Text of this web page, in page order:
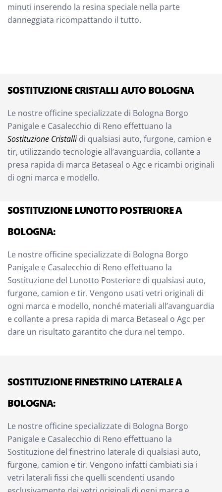
minuti inserendo la resina speciale nella parte
danneggiata ricompattando il tutto.
SOSTITUZIONE CRISTALLI AUTO BOLOGNA
Le nostre officine specializzate di Bologna Borgo
Panigale e Casalecchio di Reno effettuano la
Sostituzione Cristallidi qualsiasi auto, furgone, camion e
tir, utilizzando tecnologie all’avanguardia, collante a
presa rapida di marca Betaseal o Agc e ricambi originali
di ogni marca e modello.
SOSTITUZIONE LUNOTTO POSTERIORE A
BOLOGNA:
Le nostre officine specializzate di Bologna Borgo
Panigale e Casalecchio di Reno effettuano la
Sostituzione del Lunotto Posteriore di qualsiasi auto,
furgone, camion e tir. Vengono usati vetri originali di
ogni marca e modello, nonché materiali all’avanguardia
e collante a presa rapida di marca Betaseal o Agc per
dare un risultato garantito che dura nel tempo.
SOSTITUZIONE FINESTRINO LATERALE A
BOLOGNA:
Le nostre officine specializzate di Bologna Borgo
Panigale e Casalecchio di Reno effettuano la
Sostituzione del finestrino laterale di qualsiasi auto,
furgone, camion e tir. Vengono infatti cambiati sia i
vetri laterali fissi che quelli scendenti usando